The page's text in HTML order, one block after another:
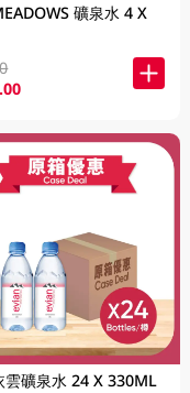
礦泉水 4 X
.00
雲礦泉水 24 X 330ML